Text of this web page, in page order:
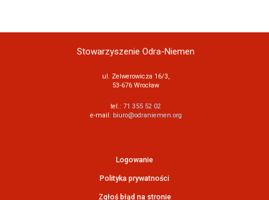
Stowarzyszenie Odra-Niemen
ul. Zelwerowicza 16/3,
53-676 Wrocław
tel.: 71 355 52 02
e-mail: biuro@odraniemen.org
Logowanie
Polityka prywatności
Zgłoś błąd na stronie